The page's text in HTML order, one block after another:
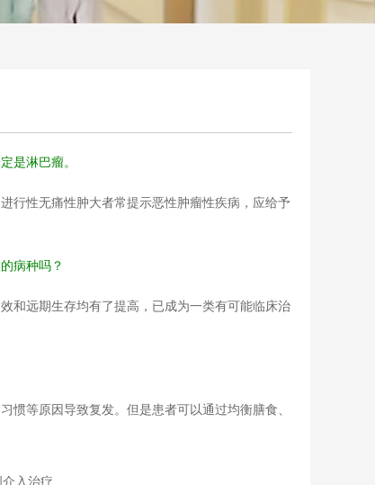
是淋巴瘤。
行性无痛性肿大者常提示恶性肿瘤性疾病，应给予
病种吗？
和远期生存均有了提高，已成为一类有可能临床治
惯等原因导致复发。但是患者可以通过均衡膳食、